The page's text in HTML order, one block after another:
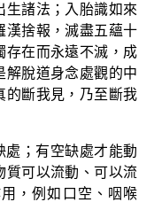
生諸法；入胎識如來
漢捨報，滅盡五蘊十
存在而永遠不滅，成
解脫道身念處觀的中
的斷我見，乃至斷我
處；有空缺處才能動
質可以流動、可以流
，例如口空、咽喉